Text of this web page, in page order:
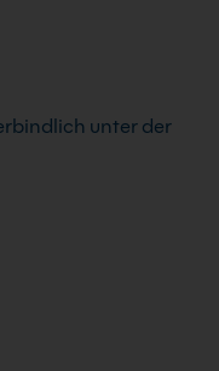
unter der